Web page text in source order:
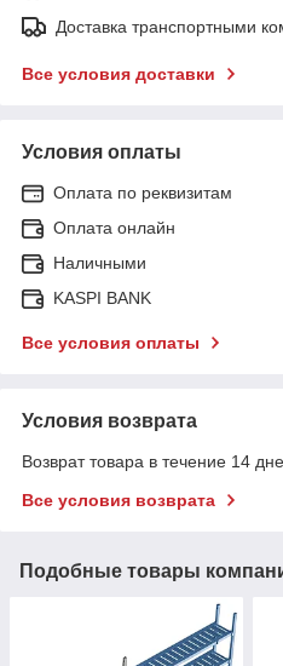
Доставка транспортными
Все условия доставки
Условия оплаты
Оплата по реквизитам
Оплата онлайн
Наличными
KASPI BANK
Все условия оплаты
Условия возврата
Возврат товара в течение 14
Все условия возврата
Подобные товары